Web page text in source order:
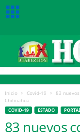
Inicio Covid-19
83
Chihuahua
COVID-19 ESTADO
83 nuevos